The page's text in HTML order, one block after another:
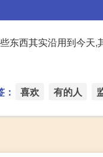
东西其实沿用到今天
喜欢 有的人